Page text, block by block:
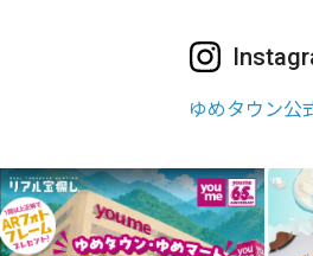
ゆめタウン公